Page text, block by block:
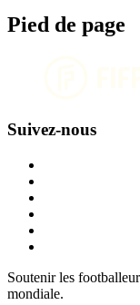
Pied de page
Suivez-nous
Soutenir les
mondiale.